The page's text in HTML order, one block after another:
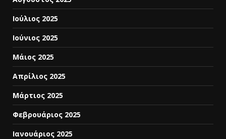
Ιούλιος 2025
Ιούνιος 2025
Μάιος 2025
Απρίλιος 2025
Μάρτιος 2025
Φεβρουάριος 2025
Ιανουάριος 2025